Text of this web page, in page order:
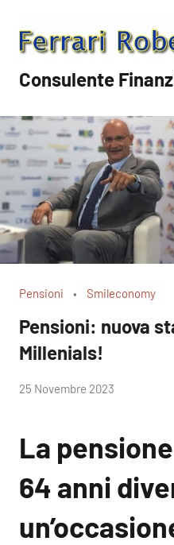
contenuto
Consulente
Pensioni Smileconomy
Pensioni: nuova
Millenials!
di
25 Novembre 2023
La
64 anni